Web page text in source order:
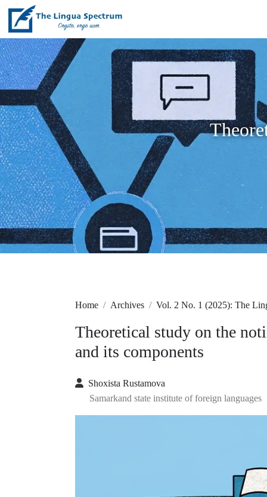
Home Archives Vol. 2 No. 1 (2025): The
Theoretical study on the
and its components
Shoxista Rustamova
Samarkand state institute of foreign languages